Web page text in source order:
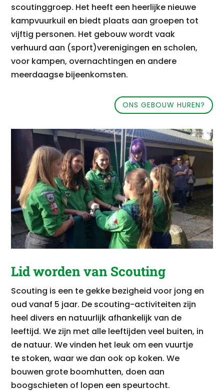
scoutinggroep. Het heeft een heerlijke nieuwe
kampvuurkuil en biedt plaats aan groepen tot
vijftig personen. Het gebouw wordt vaak
verhuurd aan (sport)verenigingen en scholen,
voor kampen, overnachtingen en andere
meerdaagse bijeenkomsten.
ONS GEBOUW HUREN?
Lid worden van Scouting
Scouting is een te gekke bezigheid voor jong en
oud vanaf 5 jaar. De scouting-activiteiten zijn
heel divers en natuurlijk afhankelijk van de
leeftijd. We zijn met alle leeftijden veel buiten, in
de natuur. We vinden het leuk om een vuurtje
te stoken, waar we dan ook op koken. We
bouwen grote boomhutten, doen aan
boogschieten of lopen een speurtocht.